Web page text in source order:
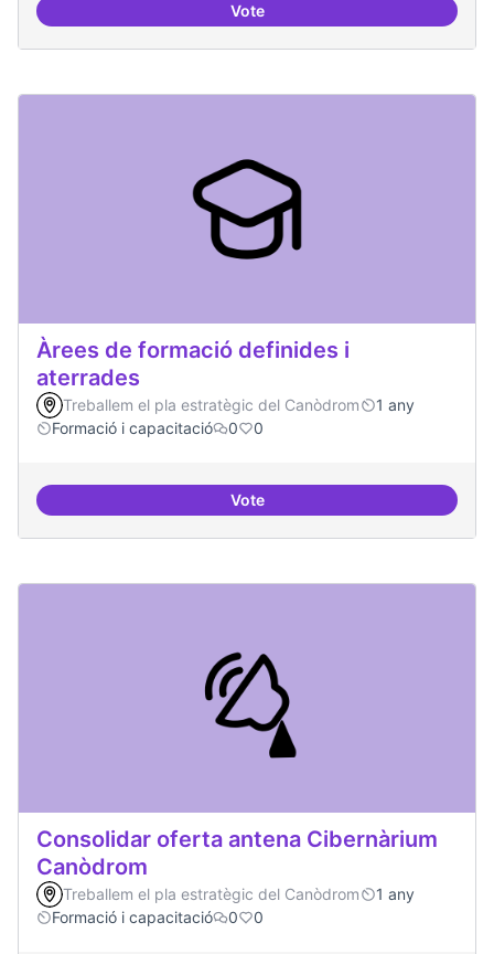
VotePunt de defensa de Drets Digitals
Àrees de formació definides i
aterrades
Treballem el pla estratègic del Canòdrom
1 any
Formació i capacitació
0 0
VoteÀrees de formació definides i
Consolidar oferta antena Cibernàrium
Canòdrom
Treballem el pla estratègic del Canòdrom
1 any
Formació i capacitació
0 0